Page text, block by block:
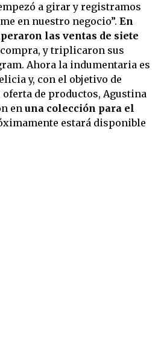
a girar y registramos
en nuestro negocio”. En
las ventas de siete
compra, y triplicaron sus
Ahora la indumentaria es
y, con el objetivo de
de productos, Agustina
en una colección para el
estará disponible